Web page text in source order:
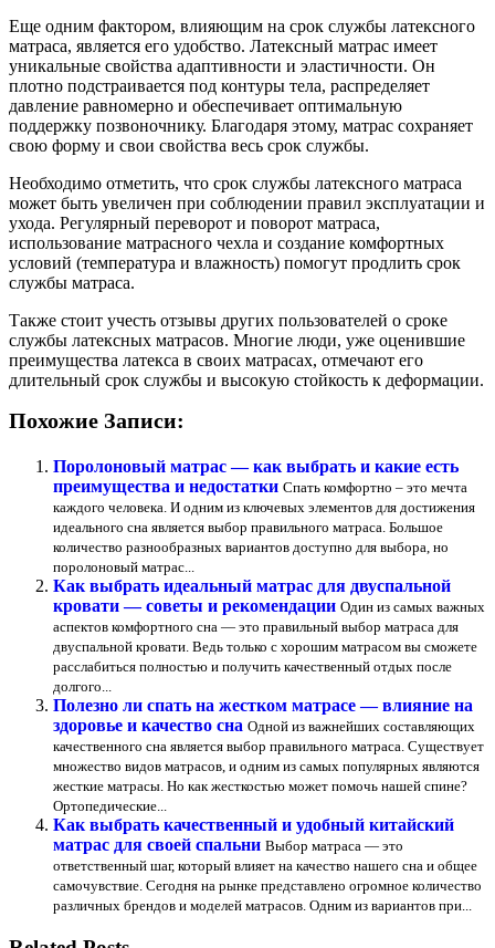
Еще одним фактором, влияющим на срок службы латексного
матраса, является его удобство. Латексный матрас имеет
уникальные свойства адаптивности и эластичности. Он
плотно подстраивается под контуры тела, распределяет
давление равномерно и обеспечивает оптимальную
поддержку позвоночнику. Благодаря этому, матрас сохраняет
свою форму и свои свойства весь срок службы.
Необходимо отметить, что срок службы латексного матраса
может быть увеличен при соблюдении правил эксплуатации и
ухода. Регулярный переворот и поворот матраса,
использование матрасного чехла и создание комфортных
условий (температура и влажность) помогут продлить срок
службы матраса.
Также стоит учесть отзывы других пользователей о сроке
службы латексных матрасов. Многие люди, уже оценившие
преимущества латекса в своих матрасах, отмечают его
длительный срок службы и высокую стойкость к деформации.
Похожие Записи:
Поролоновый матрас — как выбрать и какие есть
преимущества и недостатки Спать комфортно – это мечта
каждого человека. И одним из ключевых элементов для достижения
идеального сна является выбор правильного матраса. Большое
количество разнообразных вариантов доступно для выбора, но
поролоновый матрас...
Как выбрать идеальный матрас для двуспальной
кровати — советы и рекомендации Один из самых важных
аспектов комфортного сна — это правильный выбор матраса для
двуспальной кровати. Ведь только с хорошим матрасом вы сможете
расслабиться полностью и получить качественный отдых после
долгого...
Полезно ли спать на жестком матрасе — влияние на
здоровье и качество сна Одной из важнейших составляющих
качественного сна является выбор правильного матраса. Существует
множество видов матрасов, и одним из самых популярных являются
жесткие матрасы. Но как жесткостью может помочь нашей спине?
Ортопедические...
Как выбрать качественный и удобный китайский
матрас для своей спальни Выбор матраса — это
ответственный шаг, который влияет на качество нашего сна и общее
самочувствие. Сегодня на рынке представлено огромное количество
различных брендов и моделей матрасов. Одним из вариантов при...